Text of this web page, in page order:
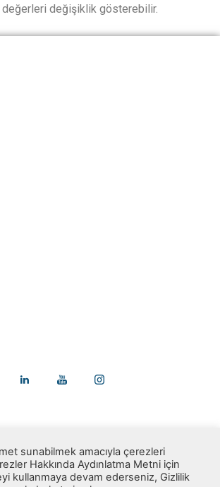
değişiklik gösterebilir.
sunabilmek amacıyla çerezleri
Hakkında Aydınlatma Metni için
kullanmaya devam ederseniz, Gizlilik